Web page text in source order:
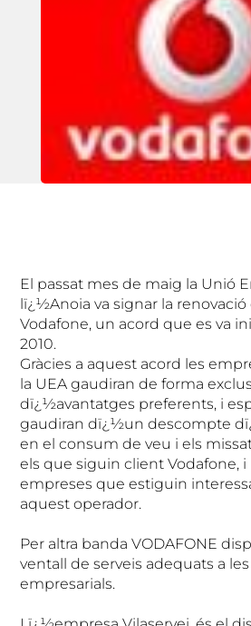
El passat mes de maig la Unió
lï¿½Anoia va signar la
Vodafone, un acord que es va
2010.
Gràcies a aquest acord les
la UEA gaudiran de forma
dï¿½avantatges preferents, i
gaudiran dï¿½un descompte
en el consum de veu i els
els que siguin client Vodafone, i
empreses que estiguin
aquest operador.
Per altra banda VODAFONE
ventall de serveis adequats a
empresarials.